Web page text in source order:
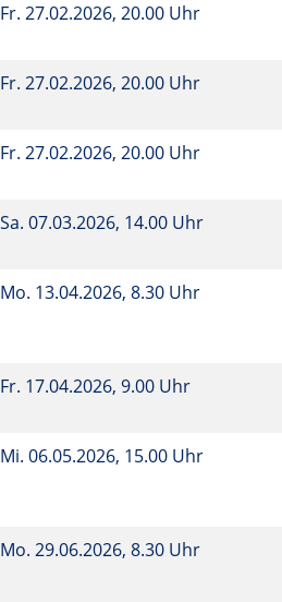
Fr. 27.02.2026, 20.00 Uhr
Fr. 27.02.2026, 20.00 Uhr
Fr. 27.02.2026, 20.00 Uhr
Sa. 07.03.2026, 14.00 Uhr
Mo. 13.04.2026, 8.30 Uhr
Fr. 17.04.2026, 9.00 Uhr
Mi. 06.05.2026, 15.00 Uhr
Mo. 29.06.2026, 8.30 Uhr